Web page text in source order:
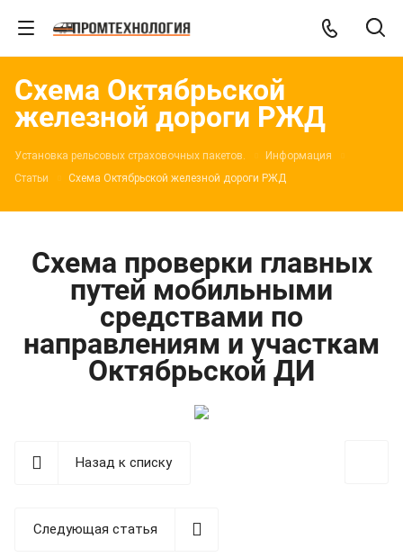
Схема Октябрьской
железной дороги РЖД
Установка рельсовых страховочных пакетов.
Информация
Статьи
Схема Октябрьской железной дороги РЖД
Схема проверки главных
путей мобильными
средствами по
направлениям и участкам
Октябрьской ДИ
Назад к списку
Следующая статья